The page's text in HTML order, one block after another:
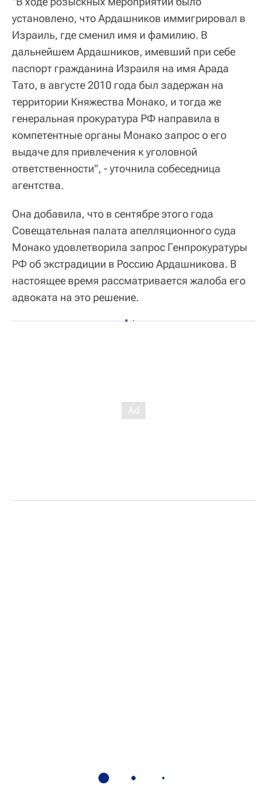
установлено, что Ардашников иммигрировал в
Израиль, где сменил имя и фамилию. В
дальнейшем Ардашников, имевший при себе
паспорт гражданина Израиля на имя Арада
Тато, в августе 2010 года был задержан на
территории Княжества Монако, и тогда же
генеральная прокуратура РФ направила в
компетентные органы Монако запрос о его
выдаче для привлечения к уголовной
ответственности", - уточнила собеседница
агентства.
Она добавила, что в сентябре этого года
Совещательная палата апелляционного суда
Монако удовлетворила запрос Генпрокуратуры
РФ об экстрадиции в Россию Ардашникова. В
настоящее время рассматривается жалоба его
адвоката на это решение.